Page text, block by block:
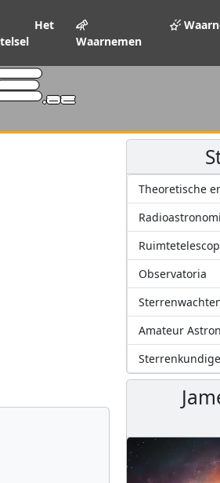
Waarnemen
.be
Theoretische
Observatoria
Amateur